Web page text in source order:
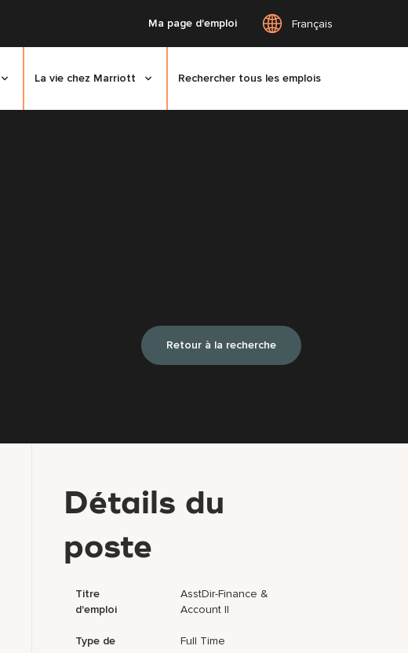
Ma page d'emploi Français
La vie chez Marriott Rechercher tous les emplois
Retour à la recherche
Détails du
poste
Titre
d'emploi
AsstDir-Finance &
Account II
Type de
Full Time